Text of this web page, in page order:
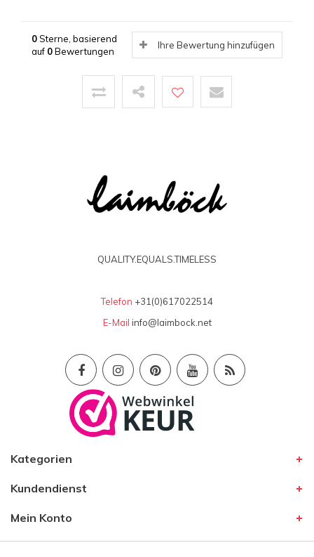
0Sterne, basierend
auf 0Bewertungen
Ihre Bewertung hinzufügen
QUALITY.EQUALS.TIMELESS
Telefon +31(0)617022514
E-Mail info@laimbock.net
Kategorien
Kundendienst
Mein Konto